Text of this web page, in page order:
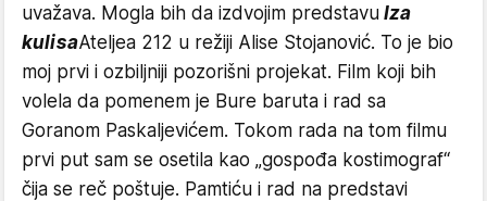
uvažava. Mogla bih da izdvojim predstavu Iza
kulisaAteljea 212 u režiji Alise Stojanović. To je bio
moj prvi i ozbiljniji pozorišni projekat. Film koji bih
volela da pomenem je Bure baruta i rad sa
Goranom Paskaljevićem. Tokom rada na tom filmu
prvi put sam se osetila kao „gospođa kostimograf“
čija se reč poštuje. Pamtiću i rad na predstavi